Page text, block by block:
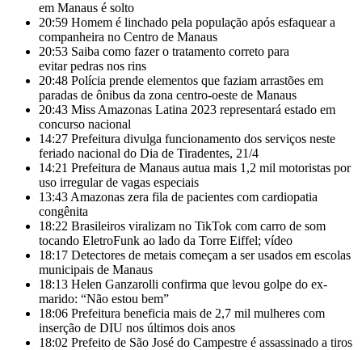
em Manaus é solto
20:59 Homem é linchado pela população após esfaquear a
companheira no Centro de Manaus
20:53 Saiba como fazer o tratamento correto para
evitar pedras nos rins
20:48 Polícia prende elementos que faziam arrastões em
paradas de ônibus da zona centro-oeste de Manaus
20:43 Miss Amazonas Latina 2023 representará estado em
concurso nacional
14:27 Prefeitura divulga funcionamento dos serviços neste
feriado nacional do Dia de Tiradentes, 21/4
14:21 Prefeitura de Manaus autua mais 1,2 mil motoristas por
uso irregular de vagas especiais
13:43 Amazonas zera fila de pacientes com cardiopatia
congênita
18:22 Brasileiros viralizam no TikTok com carro de som
tocando EletroFunk ao lado da Torre Eiffel; vídeo
18:17 Detectores de metais começam a ser usados em escolas
municipais de Manaus
18:13 Helen Ganzarolli confirma que levou golpe do ex-
marido: “Não estou bem”
18:06 Prefeitura beneficia mais de 2,7 mil mulheres com
inserção de DIU nos últimos dois anos
18:02 Prefeito de São José do Campestre é assassinado a tiros